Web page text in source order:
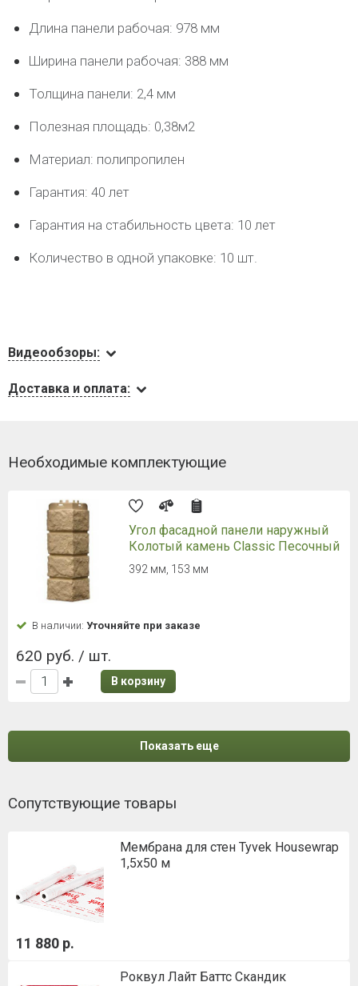
Длина панели рабочая: 978 мм
Ширина панели рабочая: 388 мм
Толщина панели: 2,4 мм
Полезная площадь: 0,38м2
Материал: полипропилен
Гарантия: 40 лет
Гарантия на стабильность цвета: 10 лет
Количество в одной упаковке: 10 шт.
Видеообзоры:
Доставка и оплата:
Необходимые комплектующие
Угол фасадной панели наружный
Колотый камень Classic Песочный
392 мм, 153 мм
В наличии: Уточняйте при заказе
620 руб. / шт.
В корзину
Показать еще
Сопутствующие товары
Мембрана для стен Tyvek Housewrap
1,5х50 м
11 880 р.
Роквул Лайт Баттс Скандик